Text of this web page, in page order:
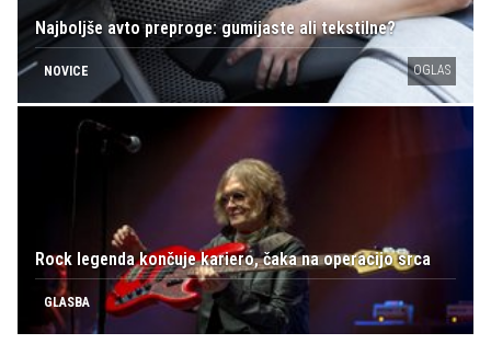
Najboljše avto preproge: gumijaste ali tekstilne?
NOVICE OGLAS
Rock legenda končuje kariero, čaka na operacijo srca
GLASBA